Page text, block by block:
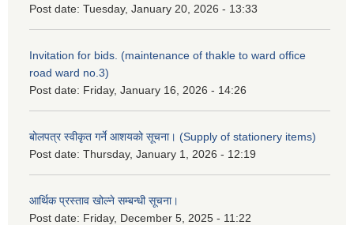
Post date: Tuesday, January 20, 2026 - 13:33
Invitation for bids. (maintenance of thakle to ward office
road ward no.3)
Post date: Friday, January 16, 2026 - 14:26
बोलपत्र स्वीकृत गर्ने आशयको सूचना। (Supply of stationery items)
Post date: Thursday, January 1, 2026 - 12:19
आर्थिक प्रस्ताव खोल्ने सम्बन्धी सूचना।
Post date: Friday, December 5, 2025 - 11:22